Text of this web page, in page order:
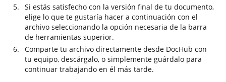
Si estás satisfecho con la versión final de tu documento,
elige lo que te gustaría hacer a continuación con el
archivo seleccionando la opción necesaria de la barra
de herramientas superior.
Comparte tu archivo directamente desde DocHub con
tu equipo, descárgalo, o simplemente guárdalo para
continuar trabajando en él más tarde.